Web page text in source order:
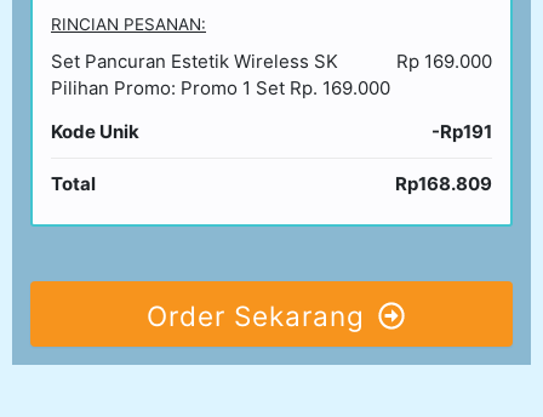
RINCIAN PESANAN:
Set Pancuran Estetik Wireless SK
Pilihan Promo: Promo 1 Set Rp. 169.000
Rp 169.000
Kode Unik -Rp191
Total Rp168.809
Order Sekarang